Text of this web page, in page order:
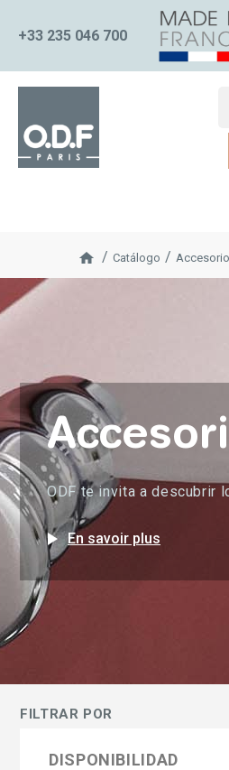
+33 235 046 700
Catálogo
ODF te invita a descubrir
play_arrow En savoir plus
FILTRAR POR
DISPONIBILIDAD